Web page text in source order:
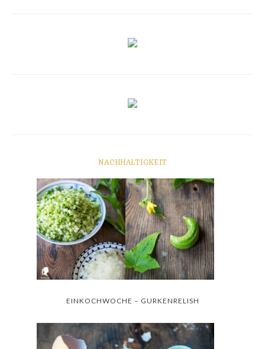
NACHHALTIGKEIT
EINKOCHWOCHE – GURKENRELISH